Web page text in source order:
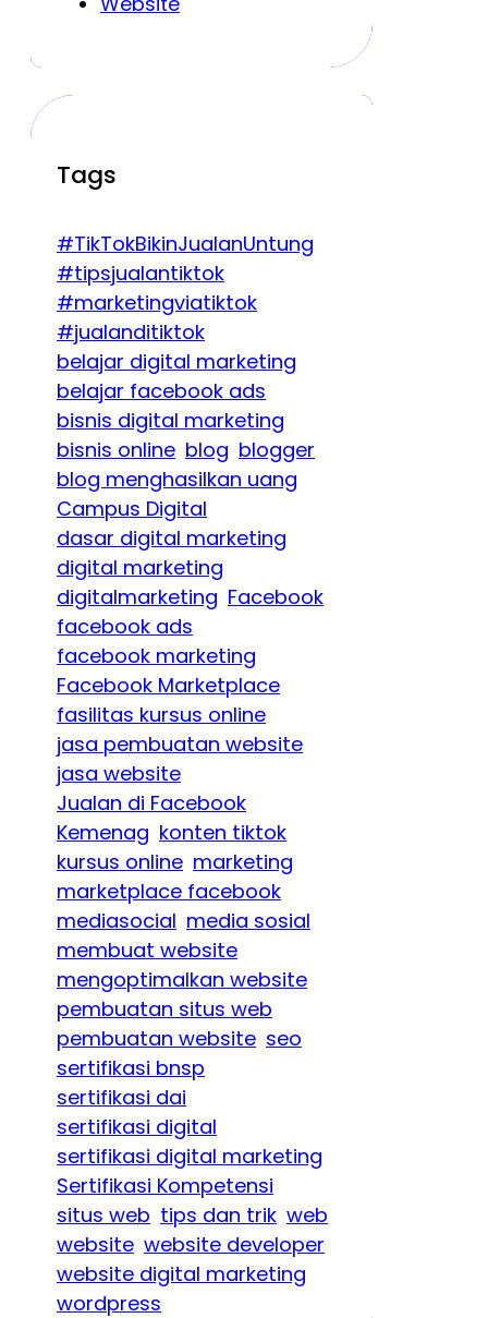
Tags
#TikTokBikinJualanUntung
#tipsjualantiktok
#marketingviatiktok
#jualanditiktok
belajar digital marketing
belajar facebook ads
bisnis digital marketing
bisnis online blog blogger
blog menghasilkan uang
Campus Digital
dasar digital marketing
digital marketing
digitalmarketing Facebook
facebook ads
facebook marketing
Facebook Marketplace
fasilitas kursus online
jasa pembuatan website
jasa website
Jualan di Facebook
Kemenag konten tiktok
kursus online marketing
marketplace facebook
mediasocial media sosial
membuat website
mengoptimalkan website
pembuatan situs web
pembuatan website seo
sertifikasi bnsp
sertifikasi dai
sertifikasi digital
sertifikasi digital marketing
Sertifikasi Kompetensi
situs web tips dan trik web
website website developer
website digital marketing
wordpress